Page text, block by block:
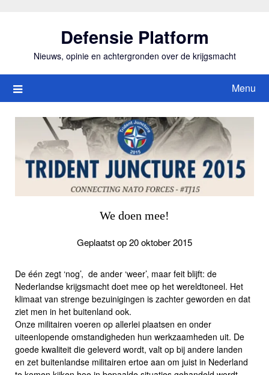
Defensie Platform
Nieuws, opinie en achtergronden over de krijgsmacht
Menu
We doen mee!
Geplaatst op 20 oktober 2015
De één zegt ‘nog’, de ander ‘weer’, maar feit blijft: de
Nederlandse krijgsmacht doet mee op het wereldtoneel. Het
klimaat van strenge bezuinigingen is zachter geworden en dat
ziet men in het buitenland ook.
Onze militairen voeren op allerlei plaatsen en onder
uiteenlopende omstandigheden hun werkzaamheden uit. De
goede kwaliteit die geleverd wordt, valt op bij andere landen
en zet buitenlandse militairen ertoe aan om juist in Nederland